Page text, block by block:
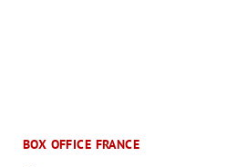
BOX OFFICE FRANCE